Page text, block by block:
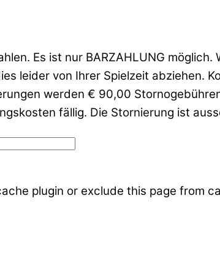
Es ist nur BARZAHLUNG
leider von Ihrer Spielzeit abziehen.
werden € 90,00
fällig. Die Stornierung ist